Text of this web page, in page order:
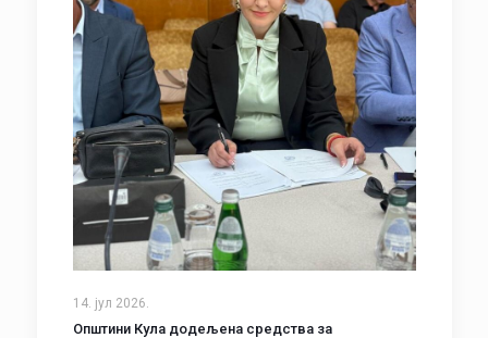
14. јул 2026.
Општини Кула додељена средства за